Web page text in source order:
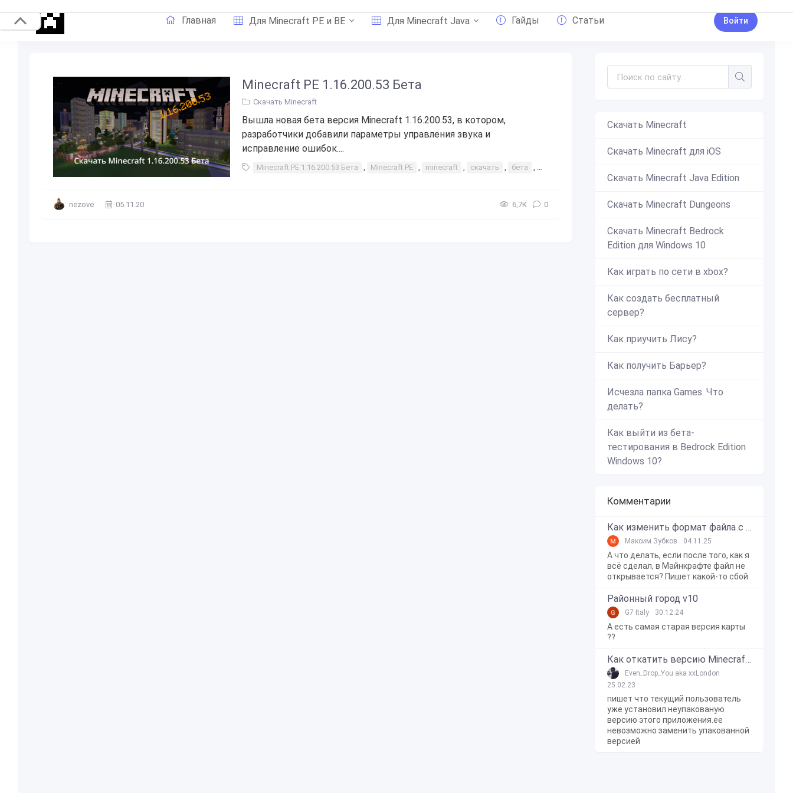
Главная Для Minecraft PE и BE Для Minecraft Java Гайды Статьи Войти
Minecraft PE 1.16.200.53 Бета
Скачать Minecraft
Вышла новая бета версия Minecraft 1.16.200.53, в котором,
разработчики добавили параметры управления звука и
исправление ошибок....
Minecraft PE 1.16.200.53 Бета , Minecraft PE , minecraft , скачать , бета , бесплатно
nezove 05.11.20 6,7К 0
Скачать Minecraft
Скачать Minecraft для iOS
Скачать Minecraft Java Edition
Скачать Minecraft Dungeons
Скачать Minecraft Bedrock
Edition для Windows 10
Как играть по сети в xbox?
Как создать бесплатный
сервер?
Как приучить Лису?
Как получить Барьер?
Исчезла папка Games. Что
делать?
Как выйти из бета-
тестирования в Bedrock Edition
Windows 10?
Комментарии
Как изменить формат файла с zip в mcworld?
Максим Зубков 04.11.25
А что делать, если после того, как я
всё сделал, в Майнкрафте файл не
открывается? Пишет какой-то сбой
Районный город v10
G7 Italy 30.12.24
А есть самая старая версия карты
??
Как откатить версию Minecraft Bedrock Edition на Windows 10?
Even_Drop_You aka xxLondon
25.02.23
пишет что текущий пользователь
уже установил неупакованую
версию этого приложения.ее
невозможно заменить упакованной
версией